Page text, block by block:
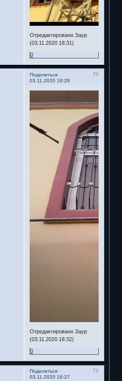
Отредактировано Заур
(03.11.2020 18:31)
0
Поделиться
70
03.11.2020 18:26
Отредактировано Заур
(03.11.2020 18:32)
0
Поделиться
71
03.11.2020 18:27